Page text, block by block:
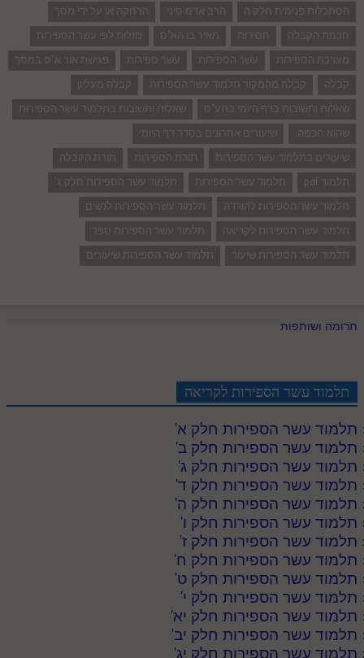
הסתכלות פנימית חלק ה הרב אדם סיני
הרחקה או על ידי מסך
חכמת הקבלה
חסידות מאיר בו הא"ס
מזלות לפי עשר הספירות
מערכת הספירות
עשר הספירות עשר ספירות
פגישת אור א"ס במסך
קבלה
קבלה מהמקור תלמוד עשר הספירות
קבלה מעליון
שאלות ותשובות בדף היומי בתע"ס
שאלות ותשובות בתלמוד עשר הספירות
שהוא חכמה.
שיעורים אחרונים בסדר דף היומי
שיעורים בתלמוד עשר הספירות
תורת הספירות
תורת הקבלה
תלמוד pdf
תלמוד עשר הספירות
תלמוד עשר הספירות חלק ג'
תלמוד עשר הספירות להורדה
תלמוד עשר הספירות לנשים
תלמוד עשר הספירות לקריאה
תלמוד עשר הספירות ספר
תלמוד עשר הספירות שיעור
תלמוד עשר הספירות שיעורים
תרומה ושותפות
תלמוד עשר הספירות לקריאה
תלמוד עשר הספירות חלק א'
תלמוד עשר הספירות חלק ב'
תלמוד עשר הספירות חלק ג'
תלמוד עשר הספירות חלק ד'
תלמוד עשר הספירות חלק ה'
תלמוד עשר הספירות חלק ו'
תלמוד עשר הספירות חלק ז'
תלמוד עשר הספירות חלק ח'
תלמוד עשר הספירות חלק ט'
תלמוד עשר הספירות חלק י'
תלמוד עשר הספירות חלק יא'
תלמוד עשר הספירות חלק יב'
תלמוד עשר הספירות חלק יג'